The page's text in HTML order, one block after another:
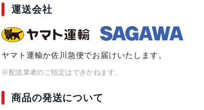
運送会社
ヤマト運輸か佐川急便でお届けいたします。
※配送業者のご指定はできかねます。
商品の発送について